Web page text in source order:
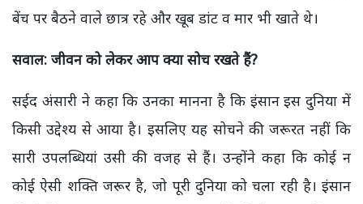
बेंच पर बैठने वाले छात्र रहे और खूब डांट व मार भी खाते थे।
सवाल: जीवन को लेकर आप क्या सोच रखते हैं?
सईद अंसारी ने कहा कि उनका मानना है कि इंसान इस दुनिया में
किसी उद्देश्य से आया है। इसलिए यह सोचने की जरूरत नहीं कि
सारी उपलब्धियां उसी की वजह से हैं। उन्होंने कहा कि कोई न
कोई ऐसी शक्ति जरूर है, जो पूरी दुनिया को चला रही है। इंसान